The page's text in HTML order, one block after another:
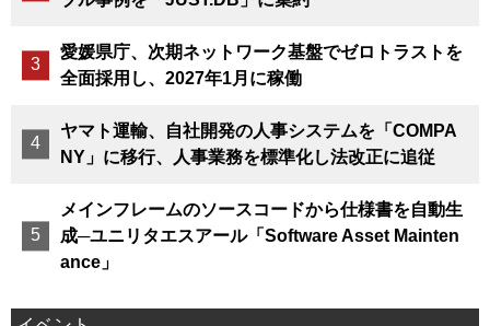
愛媛県庁、次期ネットワーク基盤でゼロトラストを
全面採用し、2027年1月に稼働
ヤマト運輸、自社開発の人事システムを「COMPA
NY」に移行、人事業務を標準化し法改正に追従
メインフレームのソースコードから仕様書を自動生
成─ユニリタエスアール「Software Asset Mainten
ance」